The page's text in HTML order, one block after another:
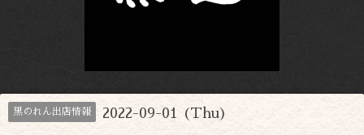
黒のれん出店情報 2022-09-01 (Thu)